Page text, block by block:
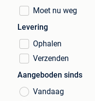
Moet nu weg
Levering
Ophalen
Verzenden
Aangeboden sinds
Vandaag